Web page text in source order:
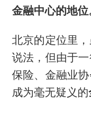
金融中心的地位
北京的定位里
说法，但由于一
保险、金融业
成为毫无疑义的